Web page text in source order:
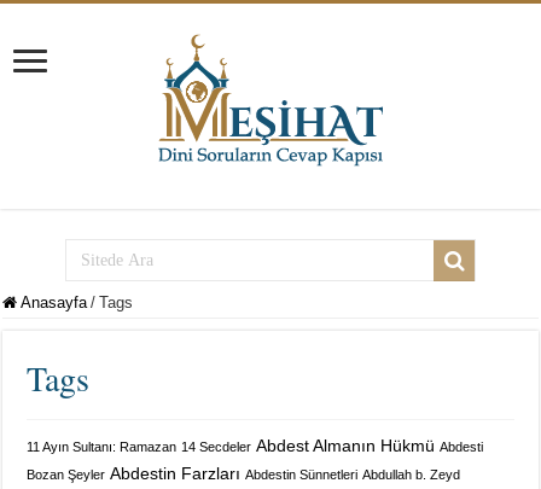
Anasayfa / Tags
Tags
11 Ayın Sultanı: Ramazan 14 Secdeler Abdest Almanın Hükmü Abdesti
Bozan Şeyler Abdestin Farzları Abdestin Sünnetleri Abdullah b. Zeyd